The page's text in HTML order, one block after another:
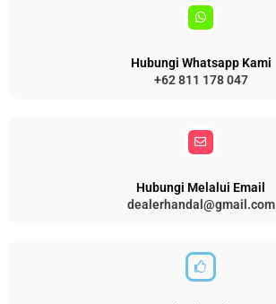
Hubungi Whatsapp Kami
+62 811 178 047
Hubungi Melalui Email
dealerhandal@gmail.com